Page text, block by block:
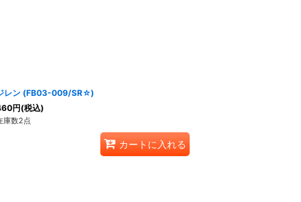
レン (FB03-009/SR☆)
円(税込)
庫数2点
カートに入れる